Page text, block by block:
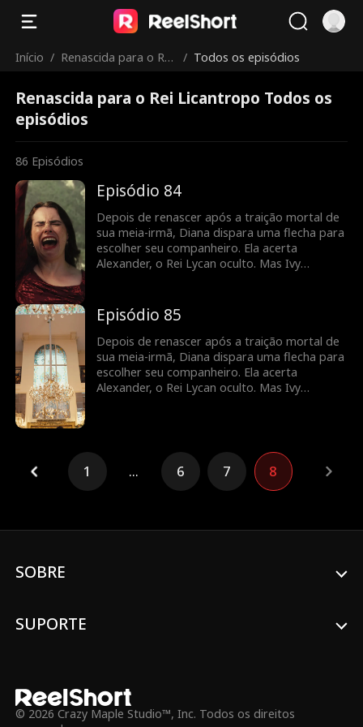
Início / Renascida para o Rei
/ Todos os episódios
Renascida para o Rei Licantropo Todos os
episódios
86 Episódios
Episódio 84
Depois de renascer após a traição mortal de
sua meia-irmã, Diana dispara uma flecha para
escolher seu companheiro. Ela acerta
Alexander, o Rei Lycan oculto. Mas Ivy
reescrever o próprio destino antes que seja
tarde demais.
Episódio 85
Depois de renascer após a traição mortal de
sua meia-irmã, Diana dispara uma flecha para
escolher seu companheiro. Ela acerta
Alexander, o Rei Lycan oculto. Mas Ivy
1 ... 6 7 8
SOBRE
SUPORTE
© 2026 Crazy Maple Studio™, Inc. Todos os direitos